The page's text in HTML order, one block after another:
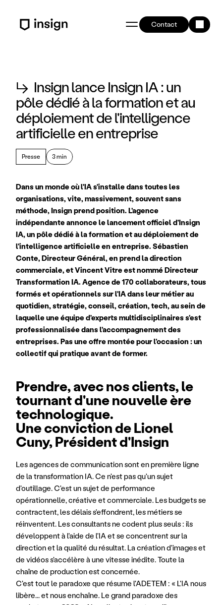
Contact
↳ Insign lance Insign IA : un
pôle dédié à la formation et au
déploiement de l'intelligence
artificielle en entreprise
Presse 3 min
Dans un monde où l'IA s'installe dans toutes les
organisations, vite, massivement, souvent sans
méthode, Insign prend position. L'agence
indépendante annonce le lancement officiel d'Insign
IA, un pôle dédié à la formation et au déploiement de
l'intelligence artificielle en entreprise. Sébastien
Conte, Directeur Général, en prend la direction
commerciale, et Vincent Vitre est nommé Directeur
Transformation IA. Agence de 170 collaborateurs, tous
formés et opérationnels sur l'IA dans leur métier au
quotidien, stratégie, conseil, création, tech, au sein de
laquelle une équipe d'experts multidisciplinaires s'est
professionnalisée dans l'accompagnement des
entreprises. Pas une offre montée pour l'occasion : un
collectif qui pratique avant de former.
Prendre, avec nos clients, le
tournant d'une nouvelle ère
technologique.
Une conviction de Lionel
Cuny, Président d'Insign
Les agences de communication sont en première ligne
de la transformation IA. Ce n'est pas qu'un sujet
d'outillage. C'est un sujet de performance
opérationnelle, créative et commerciale. Les budgets se
contractent, les délais s'effondrent, les métiers se
réinventent. Les consultants ne codent plus seuls : ils
développent à l'aide de l'IA et se concentrent sur la
direction et la qualité du résultat. La création d'images et
de vidéos s'accélère à une vitesse inédite. Toute la
chaîne de production est concernée.
C'est tout le paradoxe que résume l'ADETEM : « L'IA nous
libère... et nous enchaîne. Le grand paradoxe des